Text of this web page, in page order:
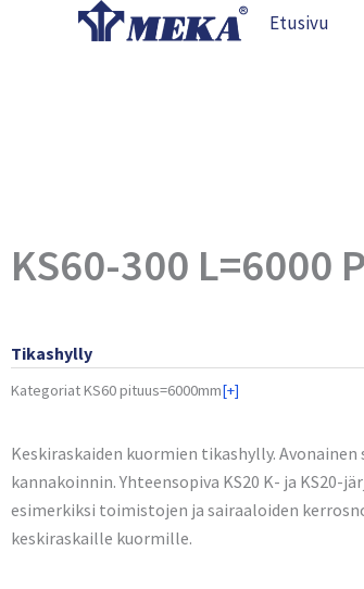
Etusivu
KS60-300 L=6000
Tikashylly
KategoriatKS60 pituus=6000mm[+]
Keskiraskaiden kuormien tikashylly.
kannakoinnin. Yhteensopiva KS20 K- ja KS20-
esimerkiksi toimistojen ja sairaaloiden
keskiraskaille kuormille.